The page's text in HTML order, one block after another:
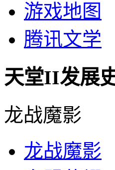
游戏地图
腾讯文学
天堂II发展
龙战魔影
龙战魔影